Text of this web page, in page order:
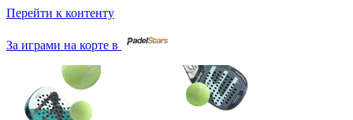
Перейти к контенту
За играми на корте в